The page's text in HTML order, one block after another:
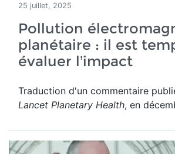
25 juillet, 2025
Pollution
planétaire : il est
évaluer l’impact
Traduction d'un commentaire
Lancet Planetary Health, en